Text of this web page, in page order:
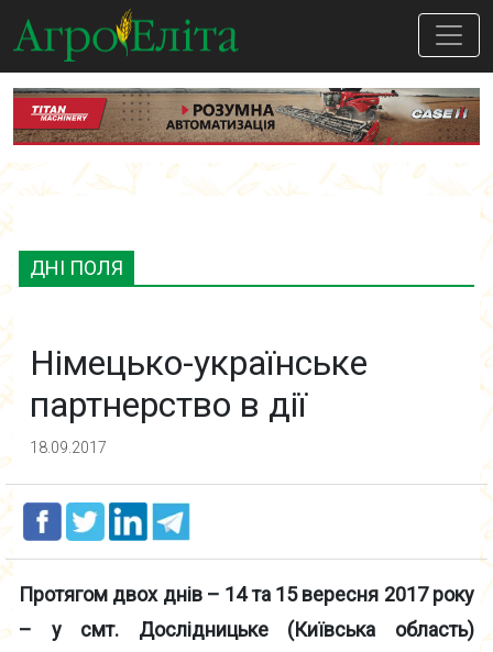
ДНІ ПОЛЯ
Німецько-­українське
партнерство в дії
18.09.2017
Протягом двох днів – 14 та 15 вересня 2017 року
– у смт. Дослідницьке (Київська область)